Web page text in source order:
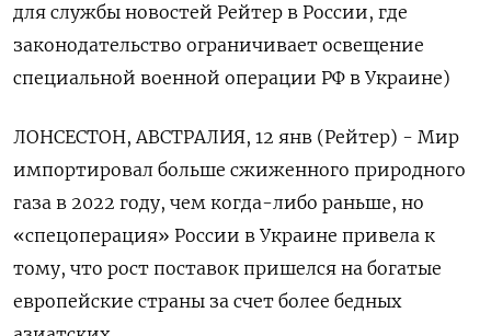
для службы новостей Рейтер в России, где
законодательство ограничивает освещение
специальной военной операции РФ в Украине)
ЛОНСЕСТОН, АВСТРАЛИЯ, 12 янв (Рейтер) - Мир
импортировал больше сжиженного природного
газа в 2022 году, чем когда-либо раньше, но
«спецоперация» России в Украине привела к
тому, что рост поставок пришелся на богатые
европейские страны за счет более бедных